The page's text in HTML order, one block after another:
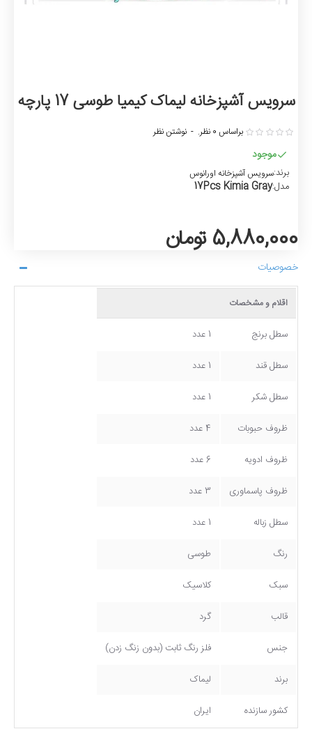
سرویس آشپزخانه لیماک کیمیا طوسی 17 پارچه
موجود
برند:سرویس آشپزخانه اورانوس
مدل:17Pcs Kimia Gray
براساس 0 نظر. - نوشتن نظر
5,880,000 تومان
خصوصیات
اقلام و مشخصات
سطل برنج 1 عدد
سطل قند 1 عدد
سطل شکر 1 عدد
ظروف حبوبات 4 عدد
ظروف ادویه 6 عدد
ظروف پاسماوری 3 عدد
سطل زباله 1 عدد
رنگ طوسی
سبک کلاسیک
قالب گرد
جنس فلز رنگ ثابت (بدون زنگ زدن)
برند لیماک
کشور سازنده ایران